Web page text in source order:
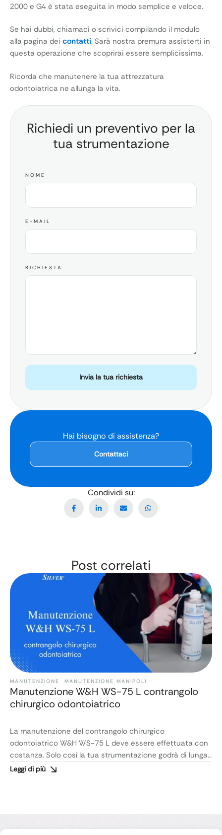
Hai bisogno di assistenza?
Contattaci
Condividi su:
2000 e G4 è stata eseguita in modo semplice e veloce.
Se hai dubbi, chiamaci o scrivici compilando il modulo
alla pagina dei contatti. Sarà nostra premura assisterti in
questa operazione che scoprirai essere semplicissima.
Ricorda che manutenere la tua attrezzatura
odontoiatrica ne allunga la vita.
Richiedi un preventivo per la
tua strumentazione
NOME
E-MAIL
RICHIESTA
Invia la tua richiesta
Post correlati
MANUTENZIONE MANUTENZIONE MANIPOLI
Manutenzione W&H WS-75 L contrangolo
chirurgico odontoiatrico
La manutenzione del contrangolo chirurgico
odontoiatrico W&H WS-75 L deve essere effettuata con
costanza. Solo così la tua strumentazione godrà di lunga
vita. Ecco qui un video in cui Matilda ti insegnerà come
Leggi di più